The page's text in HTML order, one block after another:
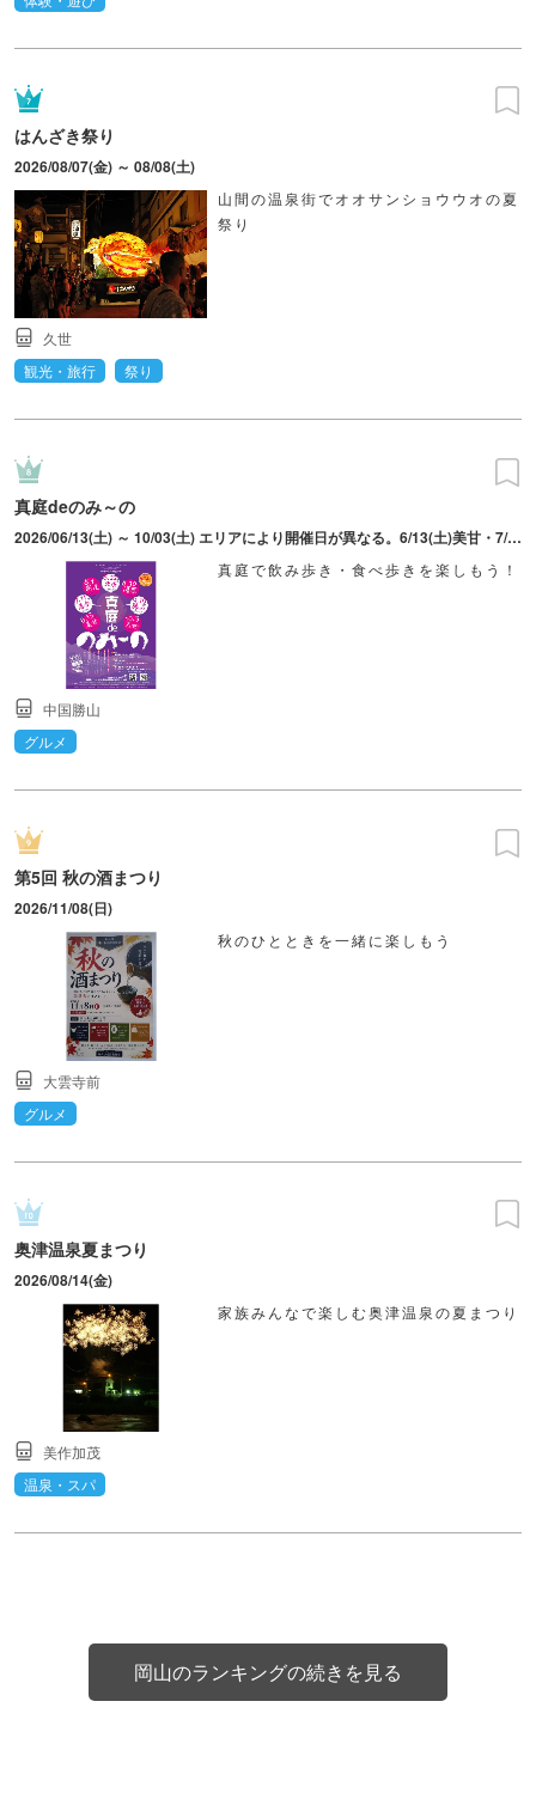
はんざき祭り
2026/08/07(金) ～ 08/08(土)
山間の温泉街でオオサンショウウオの夏
祭り
久世
観光・旅行
祭り
真庭deのみ～の
2026/06/13(土) ～ 10/03(土) エリアにより開催日が異なる。6/13(土)美甘・7/11(土)落合・8/1(土)新庄・8/22(土)北房・8/30(日)湯原・9/12（土）蒜山・9/19(土)勝山・10/3(土)久世 ※計8日間
真庭で飲み歩き・食べ歩きを楽しもう！
中国勝山
グルメ
第5回 秋の酒まつり
2026/11/08(日)
秋のひとときを一緒に楽しもう
大雲寺前
グルメ
奥津温泉夏まつり
2026/08/14(金)
家族みんなで楽しむ奥津温泉の夏まつり
美作加茂
温泉・スパ
岡山のランキングの続きを見る